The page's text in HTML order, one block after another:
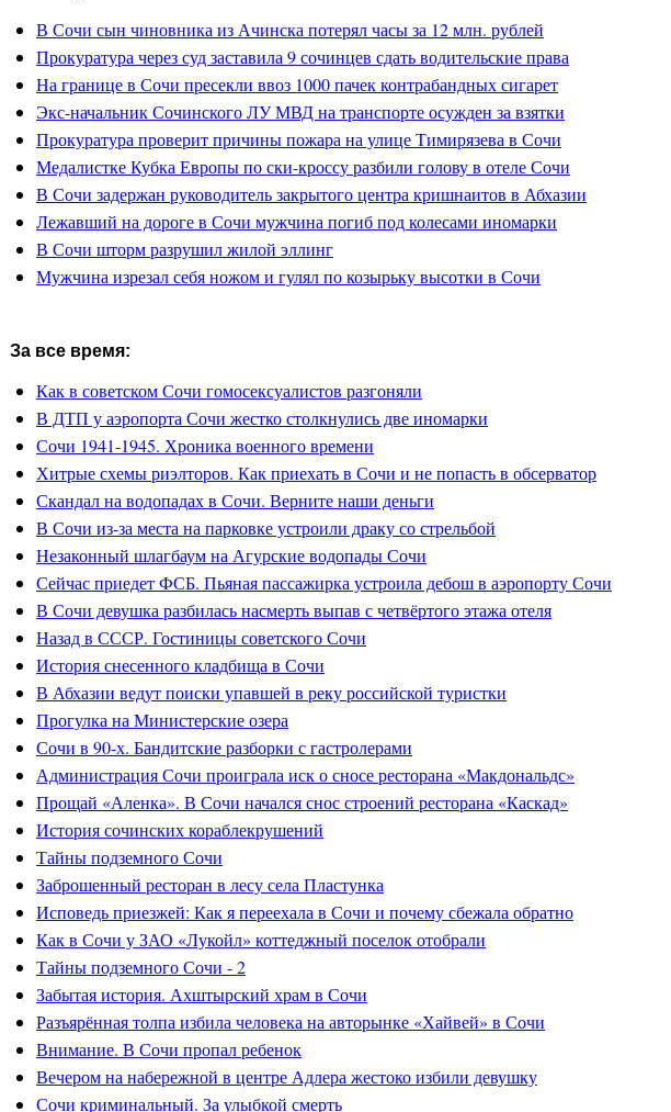
В Сочи сын чиновника из Ачинска потерял часы за 12 млн. рублей
Прокуратура через суд заставила 9 сочинцев сдать водительские права
На границе в Сочи пресекли ввоз 1000 пачек контрабандных сигарет
Экс-начальник Сочинского ЛУ МВД на транспорте осужден за взятки
Прокуратура проверит причины пожара на улице Тимирязева в Сочи
Медалистке Кубка Европы по ски-кроссу разбили голову в отеле Сочи
В Сочи задержан руководитель закрытого центра кришнаитов в Абхазии
Лежавший на дороге в Сочи мужчина погиб под колесами иномарки
В Сочи шторм разрушил жилой эллинг
Мужчина изрезал себя ножом и гулял по козырьку высотки в Сочи
За все время:
Как в советском Сочи гомосексуалистов разгоняли
В ДТП у аэропорта Сочи жестко столкнулись две иномарки
Сочи 1941-1945. Хроника военного времени
Хитрые схемы риэлторов. Как приехать в Сочи и не попасть в обсерватор
Скандал на водопадах в Сочи. Верните наши деньги
В Сочи из-за места на парковке устроили драку со стрельбой
Незаконный шлагбаум на Агурские водопады Сочи
Сейчас приедет ФСБ. Пьяная пассажирка устроила дебош в аэропорту Сочи
В Сочи девушка разбилась насмерть выпав с четвёртого этажа отеля
Назад в СССР. Гостиницы советского Сочи
История снесенного кладбища в Сочи
В Абхазии ведут поиски упавшей в реку российской туристки
Прогулка на Министерские озера
Сочи в 90-х. Бандитские разборки с гастролерами
Администрация Сочи проиграла иск о сносе ресторана «Макдональдс»
Прощай «Аленка». В Сочи начался снос строений ресторана «Каскад»
История сочинских кораблекрушений
Тайны подземного Сочи
Заброшенный ресторан в лесу села Пластунка
Исповедь приезжей: Как я переехала в Сочи и почему сбежала обратно
Как в Сочи у ЗАО «Лукойл» коттеджный поселок отобрали
Тайны подземного Сочи - 2
Забытая история. Ахштырский храм в Сочи
Разъярённая толпа избила человека на авторынке «Хайвей» в Сочи
Внимание. В Сочи пропал ребенок
Вечером на набережной в центре Адлера жестоко избили девушку
Сочи криминальный. За улыбкой смерть